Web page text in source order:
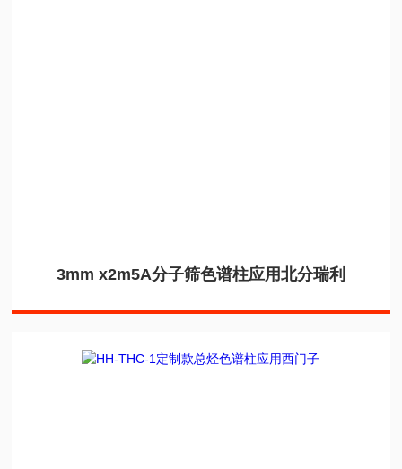
3mm x2m5A分子筛色谱柱应用北分瑞利